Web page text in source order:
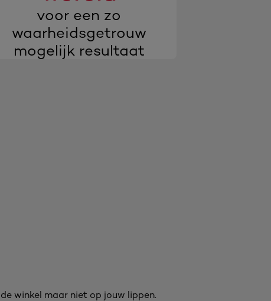
voor een zo
waarheidsgetrouw
mogelijk resultaat
winkel maar niet op jouw lippen.